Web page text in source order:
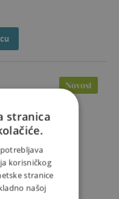
Novost
stranica
korisničkog
stranice
našoj